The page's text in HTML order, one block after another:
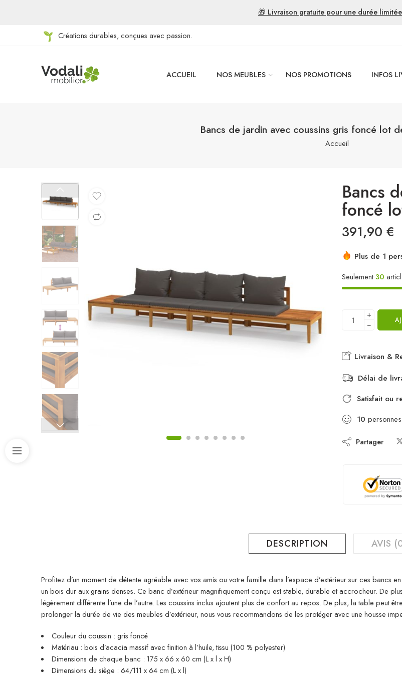
🎁 Livraison gratuite pour une durée
Créations durables, conçues avec passion.
ACCUEIL NOS MEUBLES NOS PROMOTIONS INFOS
Bancs de jardin avec coussins gris foncé lot
Accueil
Bancs
foncé
391,90 €
Plus de 1
Seulement30
+
−
Livraison &
Délai de
Satisfait ou
10
Partager
DESCRIPTION AVIS
Profitez d’un moment de détente agréable avec vos amis ou votre famille dans l’espace d’extérieur sur ces
un bois dur aux grains denses. Ce banc d’extérieur magnifiquement conçu est stable, durable et accrocheur. De
légèrement différente l’une de l’autre. Les coussins inclus ajoutent plus de confort au repos. De plus, la table peut
prolonger la durée de vie des meubles d’extérieur, nous vous recommandons de les protéger avec une housse
Couleur du coussin : gris foncé
Matériau : bois d’acacia massif avec finition à l’huile, tissu (100 % polyester)
Dimensions de chaque banc : 175 x 66 x 60 cm (L x l x H)
Dimensions du siège : 64/111 x 64 cm (L x l)